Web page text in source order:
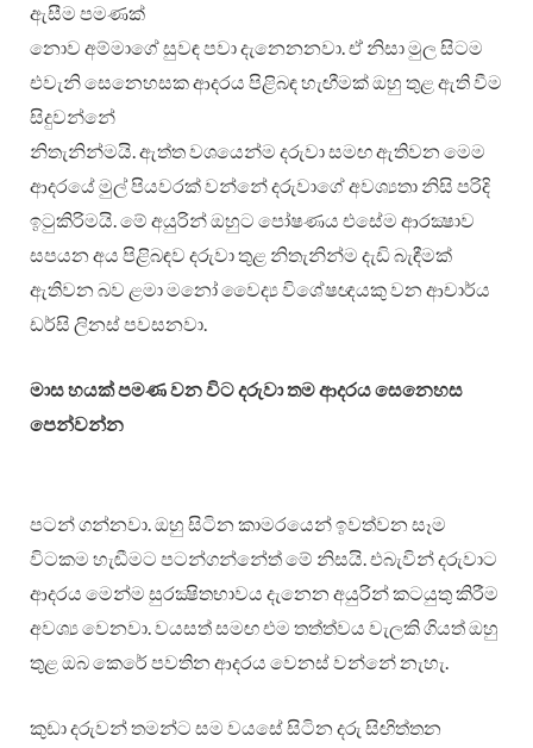
ඇසීම පමණක්
නොව අම්මාගේ සුවඳ පවා දැනෙනනවා. ඒ නිසා මුල සිටම
එවැනි සෙනෙහසක ආදරය පිළිබඳ හැඟීමක් ඔහු තුළ ඇති වීම
සිදුවන්නේ
නිතැනින්මයි. ඇත්ත වශයෙන්ම දරුවා සමඟ ඇතිවන මෙම
ආදරයේ මුල් පියවරක් වන්නේ දරුවාගේ අවශ්‍යතා නිසි පරිදි
ඉටුකිරිමයි. මේ අයුරින් ඔහුට පෝෂණය එසේම ආරක්‍ෂාව
සපයන අය පිළිබඳව දරුවා තුළ නිතැනින්ම දැඩි බැඳීමක්
ඇතිවන බව ළමා මනෝ වෛද්‍ය විශේෂඥයකු වන ආචාර්ය
ඩර්සි ලිනස් පවසනවා.
මාස හයක් පමණ වන විට දරුවා තම ආදරය සෙනෙහස
පෙන්වන්න
පටන් ගන්නවා. ඔහු සිටින කාමරයෙන් ඉවත්වන සෑම
විටකම හැඬීමට පටන්ගන්නේත් මේ නිසයි. එබැවින් දරුවාට
ආදරය මෙන්ම සුරක්‍ෂිතභාවය දැනෙන අයුරින් කටයුතු කිරීම
අවශ්‍ය වෙනවා. වයසත් සමඟ එම තත්ත්වය වැලකි ගියත් ඔහු
තුළ ඔබ කෙරේ පවතින ආදරය වෙනස් වන්නේ නැහැ.
කුඩා දරුවන් තමන්ට සම වයසේ සිටින දරු සිඟිත්තන